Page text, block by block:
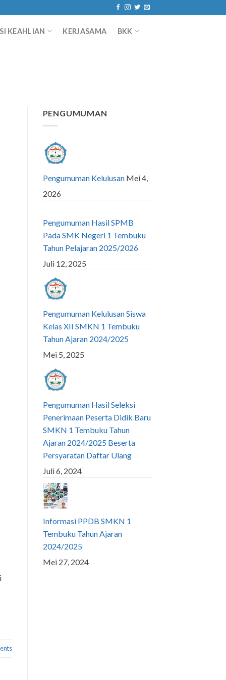
KEAHLIAN KERJASAMA
BKK
PENGUMUMAN
Pengumuman Kelulusan Mei 4,
2026
Pengumuman Hasil SPMB
Pada SMK Negeri 1 Tembuku
Tahun Pelajaran 2025/2026
Juli 12, 2025
Pengumuman Kelulusan Siswa
Kelas XII SMKN 1 Tembuku
Tahun Ajaran 2024/2025
Mei 5, 2025
Pengumuman Hasil Seleksi
Penerimaan Peserta Didik Baru
SMKN 1 Tembuku Tahun
Ajaran 2024/2025 Beserta
Persyaratan Daftar Ulang
Juli 6, 2024
Informasi PPDB SMKN 1
Tembuku Tahun Ajaran
2024/2025
Mei 27, 2024